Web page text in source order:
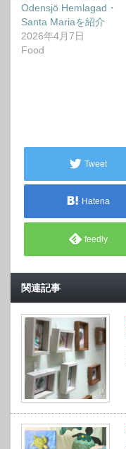
Odensjö Hemlagad・
Santa Mariaを紹介
2026年4月7日
Food
Tweet
Hatena
feedly
関連記事